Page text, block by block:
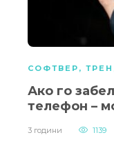
СОФТВЕР ,
Ако го
телефон –
3 години 1139